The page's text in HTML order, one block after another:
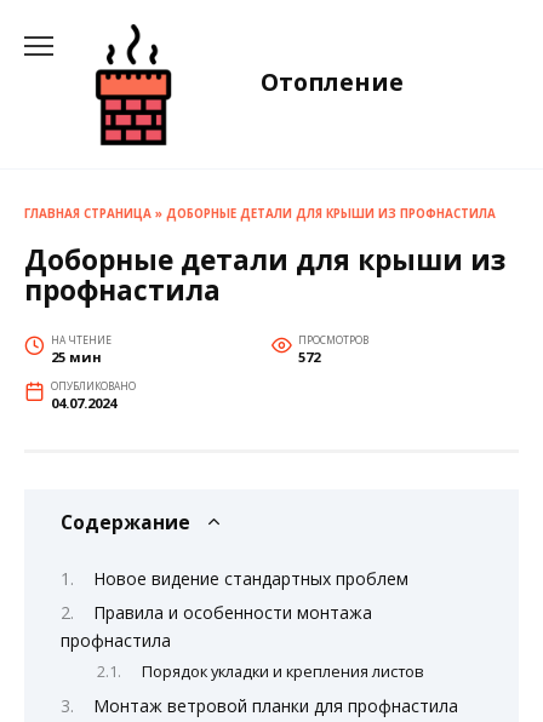
содержанию
Отопление
ГЛАВНАЯ СТРАНИЦА » ДОБОРНЫЕ ДЕТАЛИ ДЛЯ КРЫШИ ИЗ ПРОФНАСТИЛА
Доборные детали для крыши из
профнастила
НА ЧТЕНИЕ
25 мин
ПРОСМОТРОВ
572
ОПУБЛИКОВАНО
04.07.2024
Содержание
Новое видение стандартных проблем
Правила и особенности монтажа
профнастила
Порядок укладки и крепления листов
Монтаж ветровой планки для профнастила